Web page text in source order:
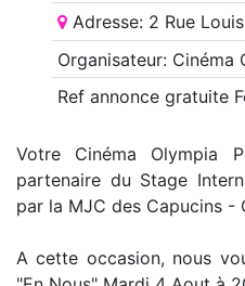
Adresse: 2 Rue
Organisateur: Cinéma
Ref annoncegratuite
Votre Cinéma Olympia
partenaire du Stage
par la MJC des Capucins -
A cette occasion, nous